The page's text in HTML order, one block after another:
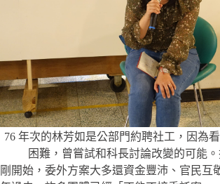
76 年次的林芳如是公部門約聘社工，因為
困難，曾嘗試和科長討論改變的可能
剛開始，委外方案大多還資金豐沛、官民互